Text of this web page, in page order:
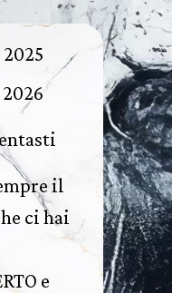
il
ci hai
e